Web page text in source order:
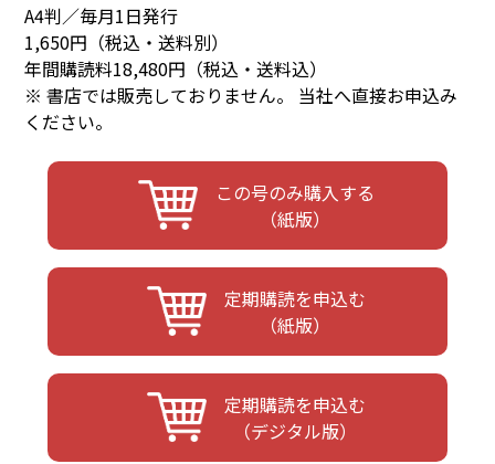
A4判／毎月1日発行
1,650円（税込・送料別）
年間購読料18,480円（税込・送料込）
※ 書店では販売しておりません。 当社へ直接お申込み
ください。
この号のみ購入する
（紙版）
定期購読を申込む
（紙版）
定期購読を申込む
（デジタル版）